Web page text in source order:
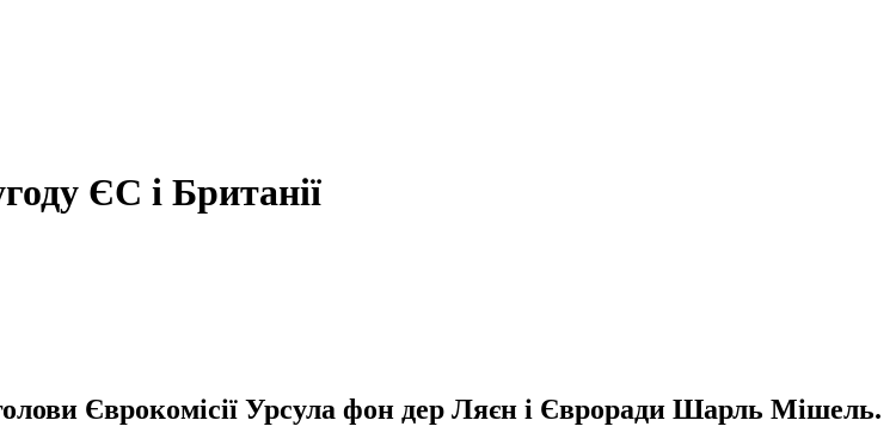
ЄС і Британії
Єврокомісії Урсула фон дер Ляєн і Євроради Шарль Мішель.